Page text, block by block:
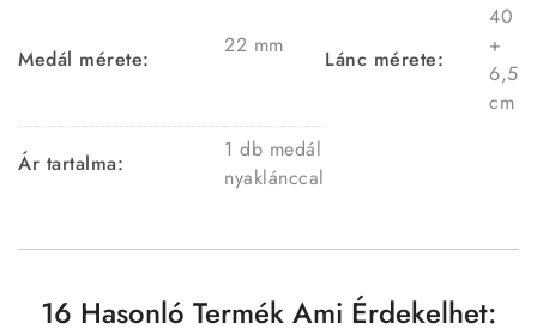
Medál mérete:
22 mm
Lánc mérete:
40
+
6,5
cm
Ár tartalma:
1 db medál
nyaklánccal
16 Hasonló Termék Ami Érdekelhet: